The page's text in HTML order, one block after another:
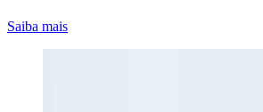
Saiba mais